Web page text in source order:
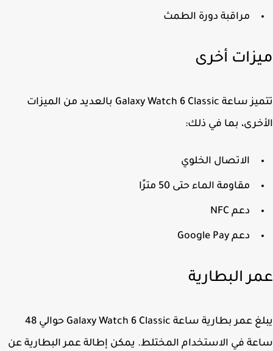
مراقبة دورة الطمث
أخرى
تتميز ساعة Galaxy Watch 6 Classic بالعديد من الميزات
بما في ذلك:
الاتصال الخلوي
مقاومة الماء حتى 50 مترًا
دعم NFC
دعم Google Pay
البطارية
يبلغ عمر بطارية ساعة Galaxy Watch 6 Classic حوالي 48
في الاستخدام المختلط. يمكن إطالة عمر البطارية عن